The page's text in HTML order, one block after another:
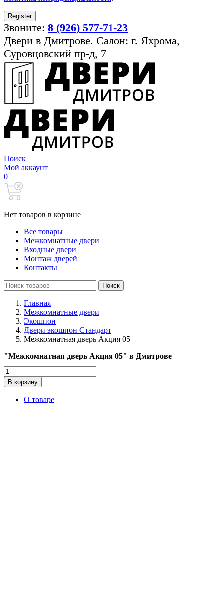
Register
Звоните: 8 (926) 577-71-23
Двери в Дмитрове. Салон: г. Яхрома,
Суровцовский пр-д, 7
Поиск
Мой аккаунт
0
Нет товаров в корзине
Все товары
Межкомнатные двери
Входные двери
Монтаж дверей
Контакты
Search
for:
Поиск
Главная
Межкомнатные двери
Экошпон
Двери экошпон Стандарт
Межкомнатная дверь Акция 05
"Межкомнатная дверь Акция 05" в Дмитрове
Количество
товара
Межкомнатная
дверь
Акция
В корзину
О товаре